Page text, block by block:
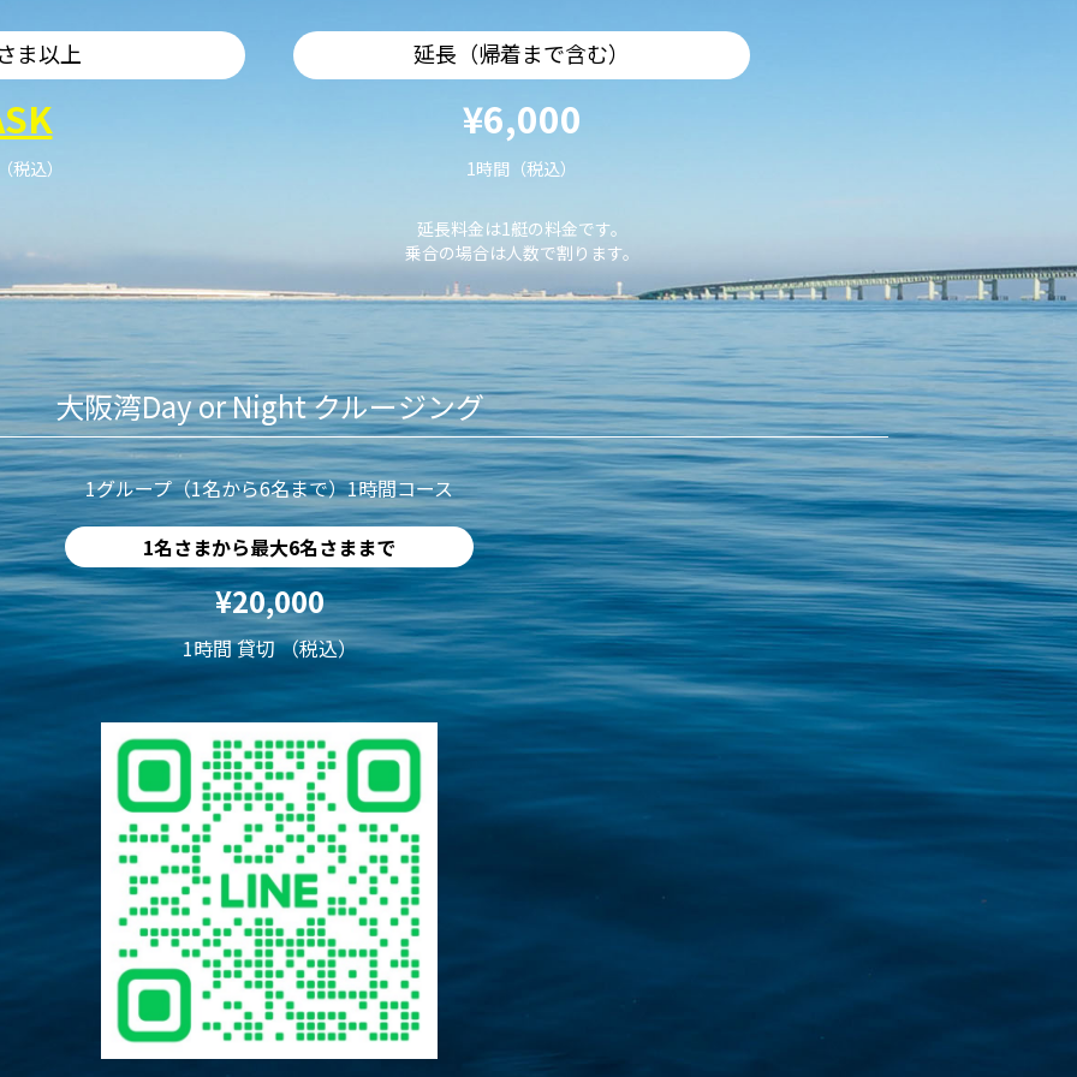
ま以上
税込）
延長（帰着まで含む）
¥6,000
1時間（税込）
延長料金は1艇の料金です。
乗合の場合は人数で割ります。
大阪湾Day or Night クルージング
1グループ（1名から6名まで）1時間コース
1名さまから最大6名さままで
¥20,000
1時間 貸切 （税込）